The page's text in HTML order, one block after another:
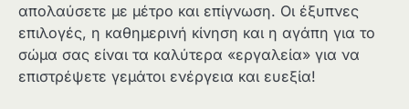
απολαύσετε με μέτρο και επίγνωση. Οι έξυπνες
επιλογές, η καθημερινή κίνηση και η αγάπη για το
σώμα σας είναι τα καλύτερα «εργαλεία» για να
επιστρέψετε γεμάτοι ενέργεια και ευεξία!